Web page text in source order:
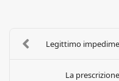
Legittimo
La